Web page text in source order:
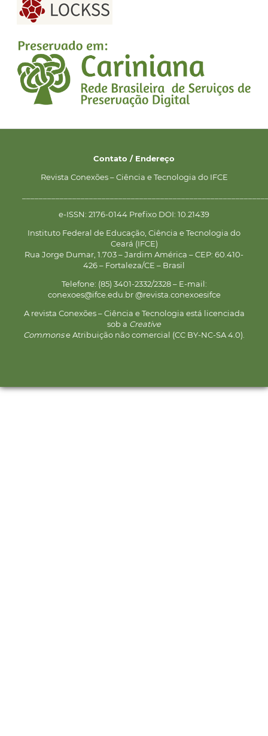
Contato / Endereço
Revista Conexões – Ciência e Tecnologia do IFCE
e-ISSN: 2176-0144 Prefixo DOI: 10.21439
Instituto Federal de Educação, Ciência e Tecnologia do
Ceará (IFCE)
Rua Jorge Dumar, 1.703 – Jardim América – CEP: 60.410-
426 – Fortaleza/CE – Brasil
Telefone: (85) 3401-2332/2328 – E-mail:
conexoes@ifce.edu.br @revista.conexoesifce
A revista Conexões – Ciência e Tecnologia está licenciada
sob a Creative
Commonse Atribuição não comercial (CC BY-NC-SA 4.0).